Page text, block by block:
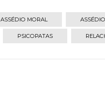
ASSÉDIO MORAL
PSICOPATAS